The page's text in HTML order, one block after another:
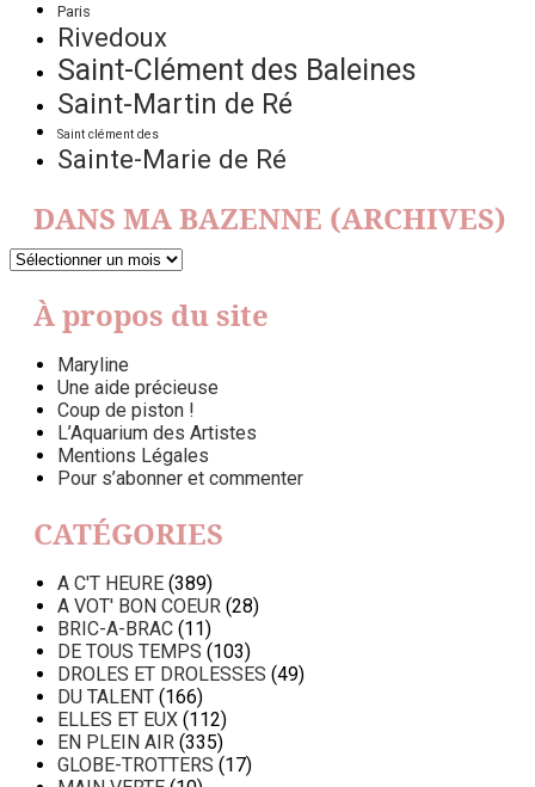
Paris
Rivedoux
Saint-Clément des Baleines
Saint-Martin de Ré
Saint clément des
Sainte-Marie de Ré
DANS MA BAZENNE (ARCHIVES)
DANS
BAZENNE
(ARCHIVES)
À propos du site
Maryline
Une aide précieuse
Coup de piston !
L’Aquarium des Artistes
Mentions Légales
Pour s’abonner et commenter
CATÉGORIES
A C'T HEURE (389)
A VOT' BON COEUR (28)
BRIC-A-BRAC (11)
DE TOUS TEMPS (103)
DROLES ET DROLESSES (49)
DU TALENT (166)
ELLES ET EUX (112)
EN PLEIN AIR (335)
GLOBE-TROTTERS (17)